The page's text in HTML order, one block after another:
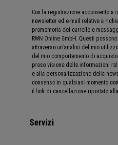
Con la registrazione acconsento a
newsletter ed e-mail relative a
promemoria del carrello e
RWN Online GmbH. Questi
attraverso un'analisi del mio
del mio comportamento di
preso visione delle informazioni
e alla personalizzazione della
consenso in qualsiasi momento
il link di cancellazione riportato alla
Servizi